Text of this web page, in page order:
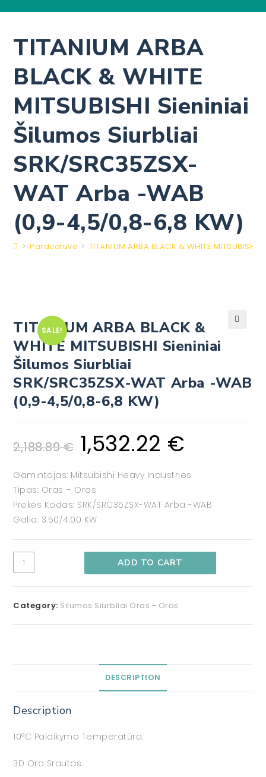
TITANIUM ARBA
BLACK & WHITE
MITSUBISHI Sieniniai
Šilumos Siurbliai
SRK/SRC35ZSX-
WAT Arba -WAB
(0,9-4,5/0,8-6,8 KW)
> Parduotuvė > TITANIUM ARBA BLACK & WHITE
SALE!
TITANIUM ARBA BLACK &
WHITE MITSUBISHI Sieniniai
Šilumos Siurbliai
SRK/SRC35ZSX-WAT Arba -WAB
(0,9-4,5/0,8-6,8 KW)
2,188.89€ 1,532.22 €
Gamintojas: Mitsubishi Heavy Industries
Tipas: Oras – Oras
Prekės Kodas: SRK/SRC35ZSX-WAT Arba -WAB
Galia: 3.50/4.00 KW
ADD TO CART
Category: Šilumos Siurbliai Oras - Oras
DESCRIPTION
Description
10°C Palaikymo Temperatūra.
3D Oro Srautas.